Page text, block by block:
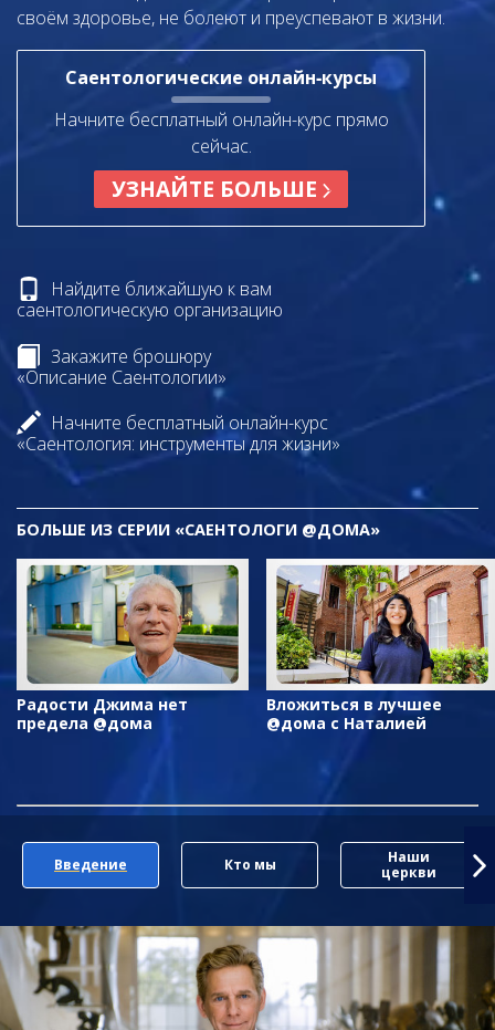
своём здоровье, не болеют и преуспевают в жизни.
Саентологические онлайн‑курсы
Начните бесплатный онлайн-курс прямо
сейчас.
УЗНАЙТЕ БОЛЬШЕ
Найдите ближайшую к вам
саентологическую организацию
Закажите брошюру
«Описание Саентологии»
Начните бесплатный онлайн-курс
«Саентология: инструменты для жизни»
БОЛЬШЕ ИЗ СЕРИИ «САЕНТОЛОГИ @ДОМА»
Радости Джима нет
предела @дома
Вложиться в лучшее
@дома с Наталией
Введение Кто мы
Наши
церкви